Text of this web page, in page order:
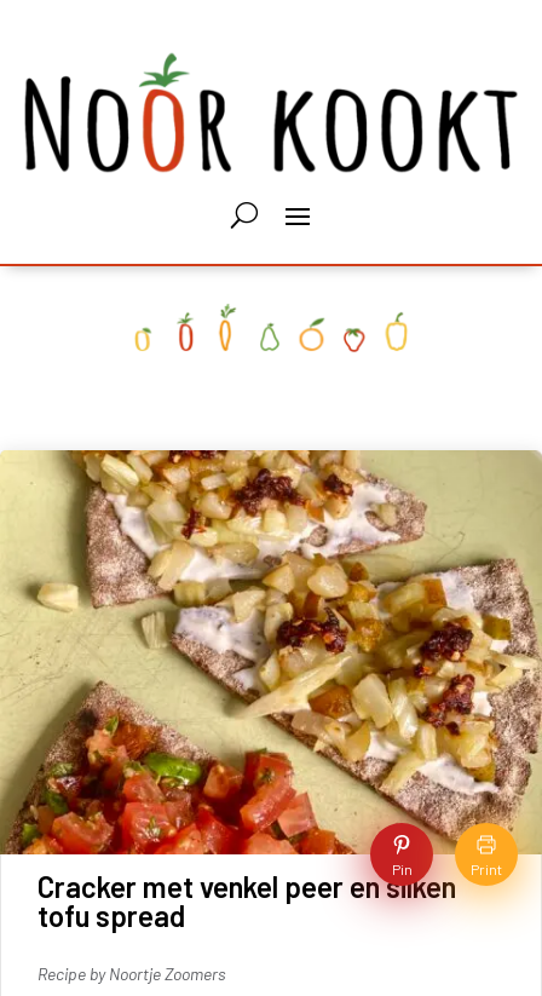
Pin Print
Cracker met venkel peer en silken
tofu spread
Recipe by Noortje Zoomers